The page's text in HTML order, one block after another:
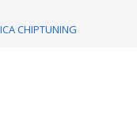
CHIPTUNING